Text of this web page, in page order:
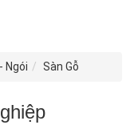
Ngói Sàn Gỗ